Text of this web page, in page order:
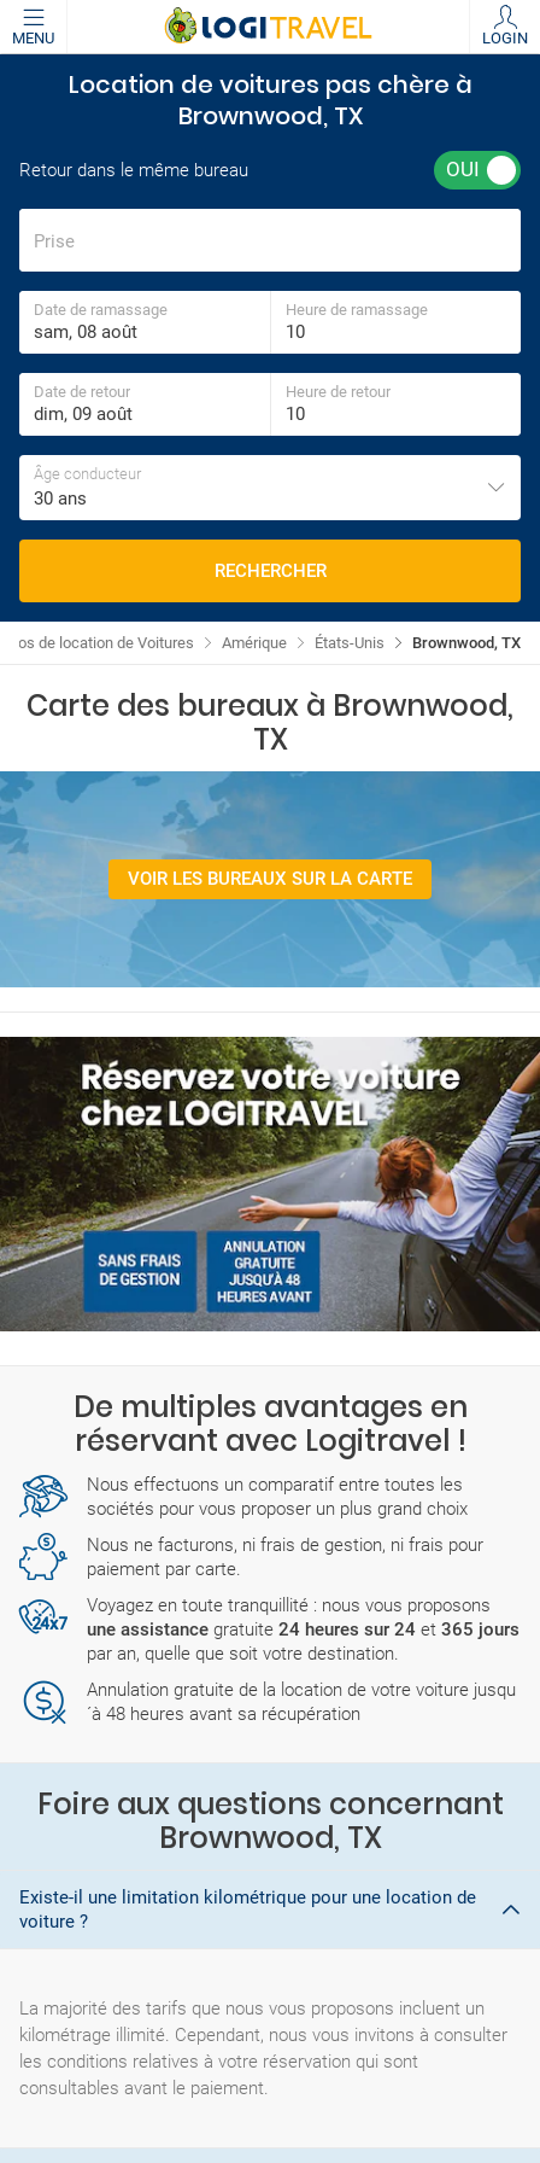
MENU LOGIN
Location de voitures pas chère à
Brownwood, TX
Retour dans le même bureau
Prise
Date de ramassage Heure de ramassage
Date de retour Heure de retour
Âge conducteur
30 ans
RECHERCHER
Brownwood, TX
États-Unis
Amérique
de location de Voitures
Carte des bureaux à Brownwood,
TX
VOIR LES BUREAUX SUR LA CARTE
De multiples avantages en
réservant avec Logitravel !
Nous effectuons un comparatif entre toutes les
sociétés pour vous proposer un plus grand choix
Nous ne facturons, ni frais de gestion, ni frais pour
paiement par carte.
Voyagez en toute tranquillité : nous vous proposons
une assistance gratuite 24 heures sur 24 et 365 jours
par an, quelle que soit votre destination.
Annulation gratuite de la location de votre voiture jusqu
´à 48 heures avant sa récupération
Foire aux questions concernant
Brownwood, TX
Existe-il une limitation kilométrique pour une location de
voiture ?
La majorité des tarifs que nous vous proposons incluent un
kilométrage illimité. Cependant, nous vous invitons à consulter
les conditions relatives à votre réservation qui sont
consultables avant le paiement.